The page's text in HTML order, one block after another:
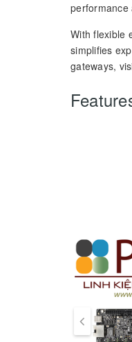
performance
With flexible
simplifies
gateways,
Memory
8 GB
32 GB
MicroSD slot
Electrically